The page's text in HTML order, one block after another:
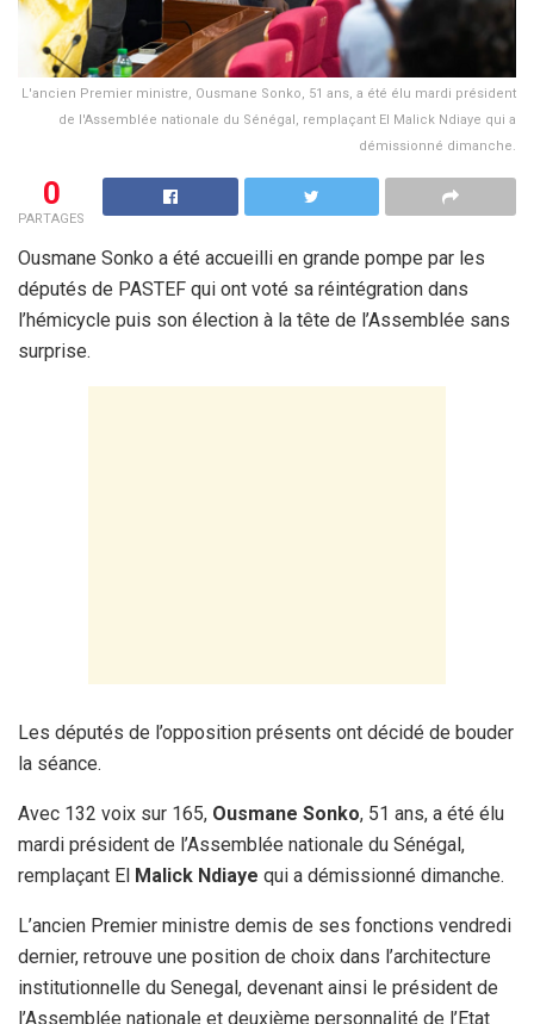
L'ancien Premier ministre, Ousmane Sonko, 51 ans, a été élu mardi président
de l'Assemblée nationale du Sénégal, remplaçant El Malick Ndiaye qui a
démissionné dimanche.
0
PARTAGES
Ousmane Sonko a été accueilli en grande pompe par les
députés de PASTEF qui ont voté sa réintégration dans
l’hémicycle puis son élection à la tête de l’Assemblée sans
surprise.
Les députés de l’opposition présents ont décidé de bouder
la séance.
Avec 132 voix sur 165, Ousmane Sonko, 51 ans, a été élu
mardi président de l’Assemblée nationale du Sénégal,
remplaçant El Malick Ndiaye qui a démissionné dimanche.
L’ancien Premier ministre demis de ses fonctions vendredi
dernier, retrouve une position de choix dans l’architecture
institutionnelle du Senegal, devenant ainsi le président de
l’Assemblée nationale et deuxième personnalité de l’Etat